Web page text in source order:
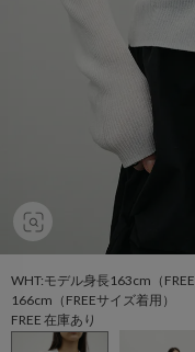
WHT:モデル身長163cm（
166cm（FREEサイズ着用）
FREE 在庫あり